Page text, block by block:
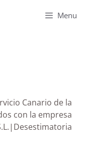
Menu
Canario de la
con la empresa